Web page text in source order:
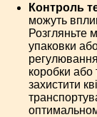
Контроль
можуть
Розгляньте
упаковки
коробки
захистити